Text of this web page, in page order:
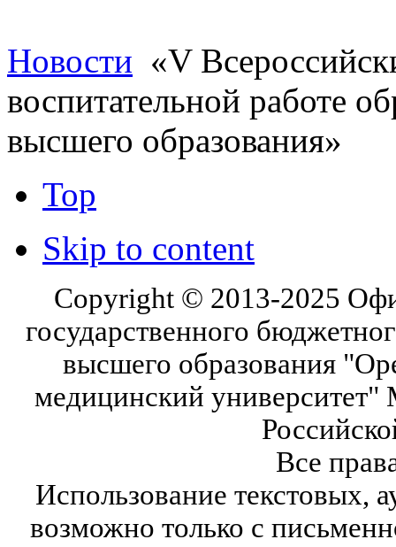
Новости «V
воспитательной работе
высшего образования»
Top
Skip to content
Copyright © 2013-2025
государственного
высшего образования
медицинский университет"
Все
Использование текстовых,
возможно только с